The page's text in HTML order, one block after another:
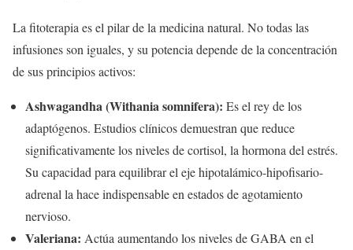
La fitoterapia es el pilar de la medicina natural. No todas las
infusiones son iguales, y su potencia depende de la concentración
de sus principios activos:
Ashwagandha (Withania somnifera): Es el rey de los
adaptógenos. Estudios clínicos demuestran que reduce
significativamente los niveles de cortisol, la hormona del estrés.
Su capacidad para equilibrar el eje hipotalámico-hipofisario-
adrenal la hace indispensable en estados de agotamiento
nervioso.
Valeriana: Actúa aumentando los niveles de GABA en el